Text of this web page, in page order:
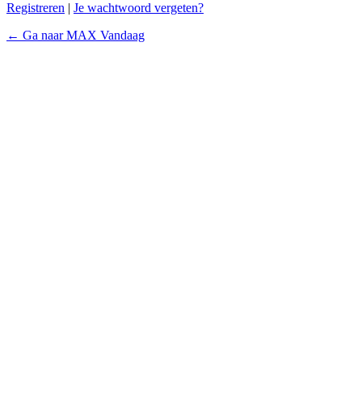
Registreren | Je wachtwoord vergeten?
← Ga naar MAX Vandaag